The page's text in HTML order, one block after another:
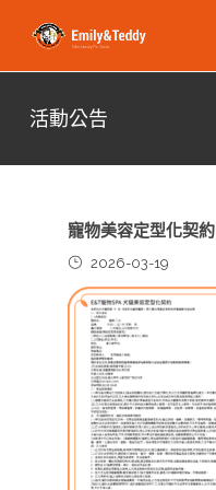
活動公告
寵物美容定型化契約
2026-03-19